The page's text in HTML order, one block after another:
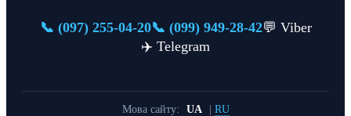
📞 (097) 255-04-20📞 (099) 949-28-42💬 Viber
✈️ Telegram
Мова сайту: UA | RU